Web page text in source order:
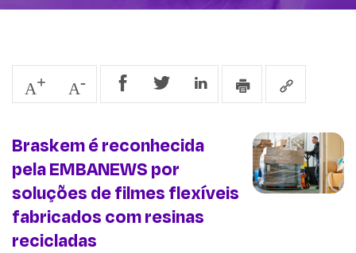
A A
Braskem é reconhecida
pela EMBANEWS por
soluções de filmes flexíveis
fabricados com resinas
recicladas